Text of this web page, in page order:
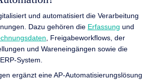
und automatisiert die Verarbeitung
Dazu gehören die Erfassung und
, Freigabeworkflows, der
und Wareneingängen sowie die
System.
ergänzt eine AP-Automatisierungslösung